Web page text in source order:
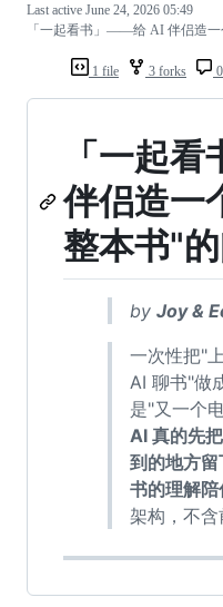
1 file 3 forks
Last active June 24, 2026 05:49
「一起看书」——给 AI 伴侣造一
「一起
伴侣造一
整本书"
by Joy &
一次性把"
AI 聊书"做
是"又一个
AI 真的先
到的地方
书的理解陪
架构，不含